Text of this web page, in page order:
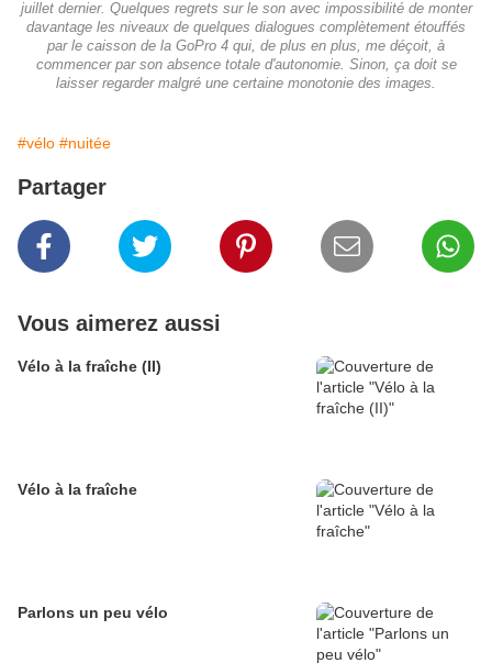
juillet dernier. Quelques regrets sur le son avec impossibilité de monter
davantage les niveaux de quelques dialogues complètement étouffés
par le caisson de la GoPro 4 qui, de plus en plus, me déçoit, à
commencer par son absence totale d'autonomie. Sinon, ça doit se
laisser regarder malgré une certaine monotonie des images.
#vélo #nuitée
Partager
Vous aimerez aussi
Vélo à la fraîche (II)
Vélo à la fraîche
Parlons un peu vélo